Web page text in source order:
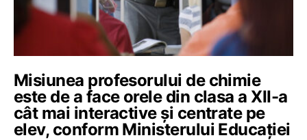
Misiunea profesorului de chimie
este de a face orele din clasa a XII-a
cât mai interactive și centrate pe
elev, conform Ministerului Educației